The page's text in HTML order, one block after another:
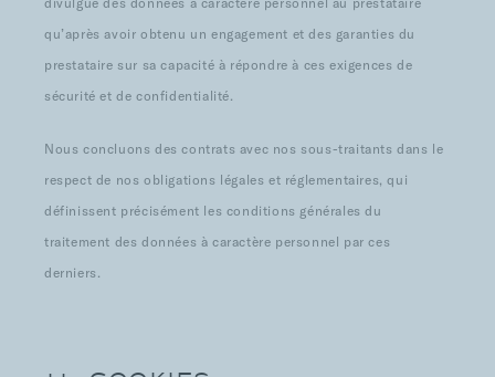
qu’après avoir obtenu un engagement et des garanties du
prestataire sur sa capacité à répondre à ces exigences de
sécurité et de confidentialité.
Nous concluons des contrats avec nos sous-traitants dans le
respect de nos obligations légales et réglementaires, qui
définissent précisément les conditions générales du
traitement des données à caractère personnel par ces
derniers.